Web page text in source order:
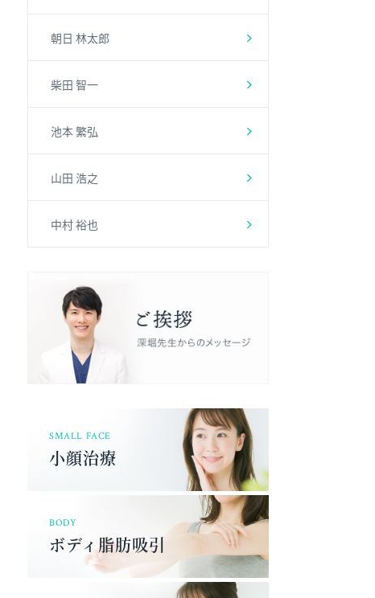
朝日 林太郎
柴田 智一
池本 繁弘
山田 浩之
中村 裕也
SMALL FACE
小顔治療
BODY
ボディ脂肪吸引